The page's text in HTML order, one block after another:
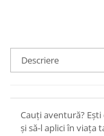
Romane, Nuvele și
Reviste
Poezii
Descriere
Cauți aventură?
și să-l aplici în viața